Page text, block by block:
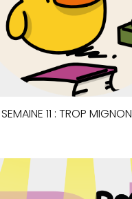
11 : TROP MIGNON